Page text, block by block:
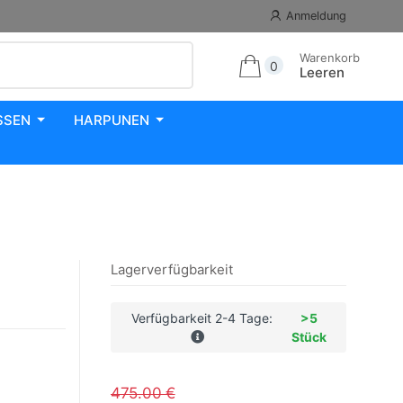
Anmeldung
0
Warenkorb
Leeren
HARPUNEN
Lagerverfügbarkeit
Verfügbarkeit 2-4 Tage:
>5
Stück
475.00 €